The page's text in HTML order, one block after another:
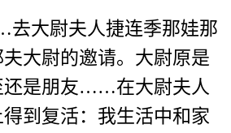
大尉夫人捷连季那娃那
大尉的邀请。大尉原是
是朋友……在大尉夫人
到复活：我生活中和家